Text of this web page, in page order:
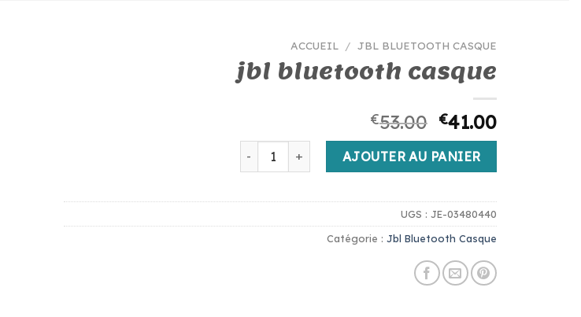
ACCUEIL / JBL BLUETOOTH CASQUE
jbl bluetooth casque
€53.00 €41.00
quantité de jbl bluetooth casque
AJOUTER AU PANIER
UGS : JE-03480440
Catégorie : Jbl Bluetooth Casque